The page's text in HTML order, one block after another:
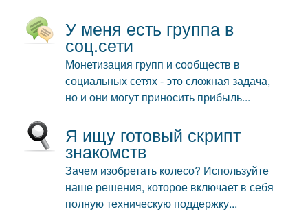
У меня есть группа в
соц.сети
Монетизация групп и сообществ в
социальных сетях - это сложная задача,
но и они могут приносить прибыль...
Я ищу готовый скрипт
знакомств
Зачем изобретать колесо? Используйте
наше решения, которое включает в себя
полную техническую поддержку...